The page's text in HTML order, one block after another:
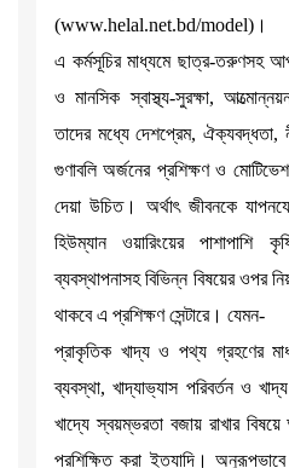
(www.helal.net.bd/model)।
এ কর্মসূচির মাধ্যমে ছাত্র-তরুণসহ
ও মানসিক স্বাস্থ্য-সুরক্ষা,
তাদের মধ্যে দেশপ্রেম, ঐক্যবদ্ধতা,
গুণাবলি অর্জনের প্রশিক্ষণ ও
দেয়া উচিত। অর্থাৎ জীবনকে
হিউম্যান ওয়ারিংয়ের পাশাপাশি
ব্যবস্থাপনাসহ বিভিন্ন বিষয়ের ওপর
থাকবে এ প্রশিক্ষণ সেন্টারে। যেমন-
প্রাকৃতিক খাদ্য ও পথ্য গ্রহণের
ব্যবস্থা, খাদ্যাভ্যাস পরিবর্তন ও
খাদ্যে স্বয়ম্ভরতা বজায় রাখার
প্রশিক্ষিত করা ইত্যাদি।